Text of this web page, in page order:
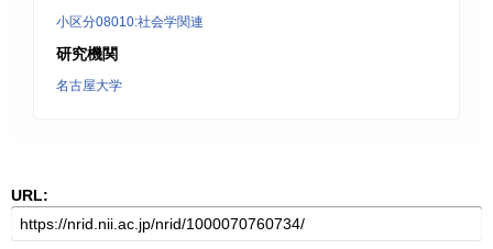
小区分08010:社会学関連
研究機関
名古屋大学
URL: